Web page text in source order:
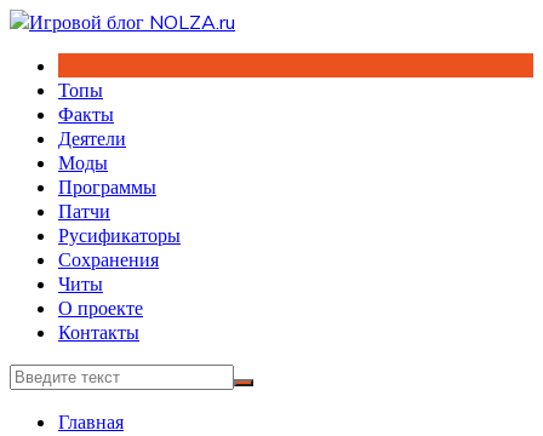
Перейти
содержимому
Топы
Факты
Деятели
Моды
Программы
Патчи
Русификаторы
Сохранения
Читы
О проекте
Контакты
Главная